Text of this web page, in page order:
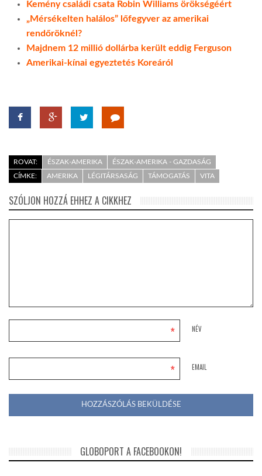
Kemény családi csata Robin Williams örökségéért
„Mérsékelten halálos” lőfegyver az amerikai
rendőröknél?
Majdnem 12 millió dollárba került eddig Ferguson
Amerikai-kínai egyeztetés Koreáról
ROVAT: ÉSZAK-AMERIKA
ÉSZAK-AMERIKA - GAZDASÁG
CÍMKE:
AMERIKA LÉGITÁRSASÁG TÁMOGATÁS VITA
SZÓLJON HOZZÁ EHHEZ A CIKKHEZ
NÉV
*
EMAIL
*
GLOBOPORT A FACEBOOKON!